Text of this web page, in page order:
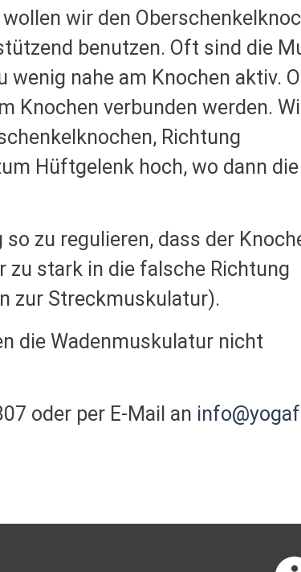
wollen wir den
benutzen. Oft sind die
nahe am Knochen aktiv.
Knochen verbunden werden.
Richtung
Hüftgelenk hoch, wo dann
zu regulieren, dass der
stark in die falsche Richtung
zur Streckmuskulatur).
die Wadenmuskulatur nicht
oder per E-Mail an